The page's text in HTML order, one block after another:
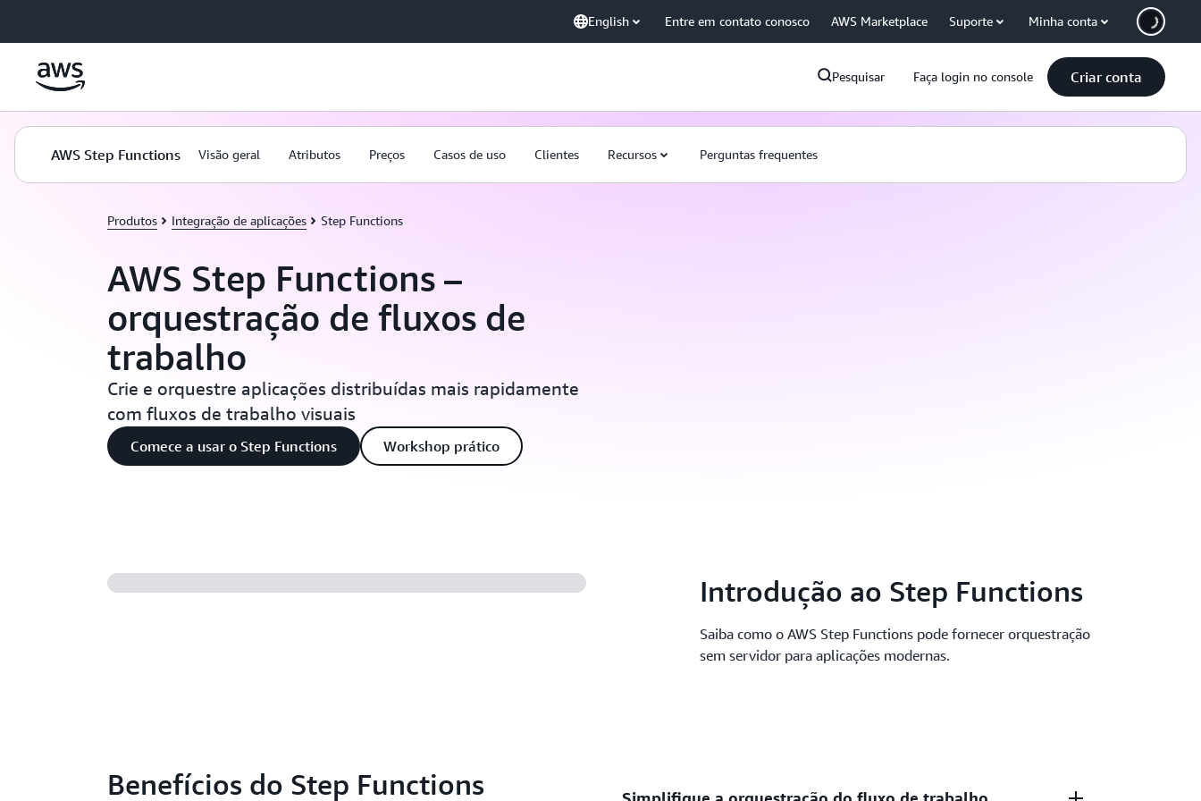
English Entre em contato conosco AWS Marketplace Suporte Minha conta
Pesquisar Faça login no console Criar conta
AWS Step Functions Visão geral Atributos Preços Casos de uso Clientes Recursos Perguntas frequentes
Produtos Integração de aplicações Step Functions
AWS Step Functions –
orquestração de fluxos de
trabalho
Crie e orquestre aplicações distribuídas mais rapidamente
com fluxos de trabalho visuais
Comece a usar o Step Functions Workshop prático
Introdução ao Step Functions
Saiba como o AWS Step Functions pode fornecer orquestração
sem servidor para aplicações modernas.
Benefícios do Step Functions